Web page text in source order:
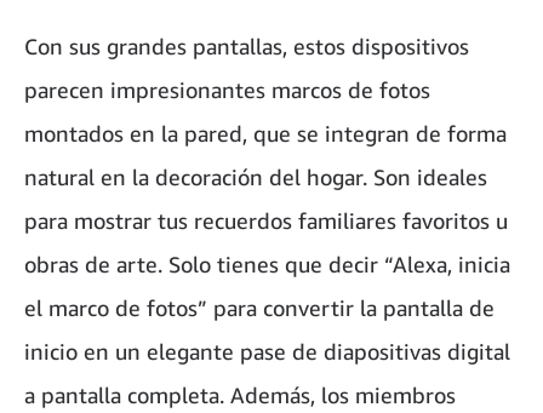
Con sus grandes pantallas, estos dispositivos
parecen impresionantes marcos de fotos
montados en la pared, que se integran de forma
natural en la decoración del hogar. Son ideales
para mostrar tus recuerdos familiares favoritos u
obras de arte. Solo tienes que decir “Alexa, inicia
el marco de fotos” para convertir la pantalla de
inicio en un elegante pase de diapositivas digital
a pantalla completa. Además, los miembros